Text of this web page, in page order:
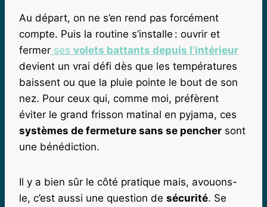
Au départ, on ne s’en rend pas forcément
compte. Puis la routine s’installe : ouvrir et
fermer ses volets battants depuis l’intérieur
devient un vrai défi dès que les températures
baissent ou que la pluie pointe le bout de son
nez. Pour ceux qui, comme moi, préfèrent
éviter le grand frisson matinal en pyjama, ces
systèmes de fermeture sans se pencher sont
une bénédiction.
Il y a bien sûr le côté pratique mais, avouons-
le, c’est aussi une question de sécurité. Se